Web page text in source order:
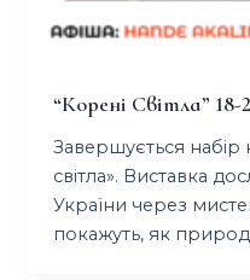
“корені Світла”
Завершується набір
світла». Виставка
України через
покажуть, як